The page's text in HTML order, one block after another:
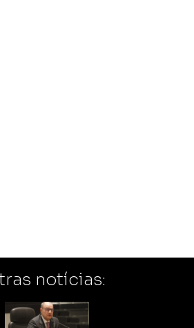
notícias: